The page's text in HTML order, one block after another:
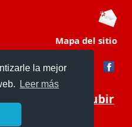
la mejor
Leer más
Mapa del sitio
Subir